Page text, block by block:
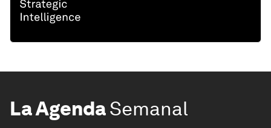
La AgendaSemanal